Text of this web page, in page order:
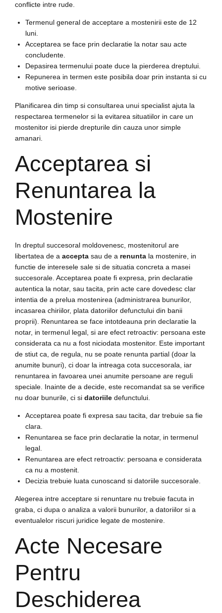
conflicte intre rude.
Termenul general de acceptare a mostenirii este de 12
luni.
Acceptarea se face prin declaratie la notar sau acte
concludente.
Depasirea termenului poate duce la pierderea dreptului.
Repunerea in termen este posibila doar prin instanta si cu
motive serioase.
Planificarea din timp si consultarea unui specialist ajuta la
respectarea termenelor si la evitarea situatiilor in care un
mostenitor isi pierde drepturile din cauza unor simple
amanari.
Acceptarea si
Renuntarea la
Mostenire
In dreptul succesoral moldovenesc, mostenitorul are
libertatea de a accepta sau de a renunta la mostenire, in
functie de interesele sale si de situatia concreta a masei
succesorale. Acceptarea poate fi expresa, prin declaratie
autentica la notar, sau tacita, prin acte care dovedesc clar
intentia de a prelua mostenirea (administrarea bunurilor,
incasarea chiriilor, plata datoriilor defunctului din banii
proprii). Renuntarea se face intotdeauna prin declaratie la
notar, in termenul legal, si are efect retroactiv: persoana este
considerata ca nu a fost niciodata mostenitor. Este important
de stiut ca, de regula, nu se poate renunta partial (doar la
anumite bunuri), ci doar la intreaga cota succesorala, iar
renuntarea in favoarea unei anumite persoane are reguli
speciale. Inainte de a decide, este recomandat sa se verifice
nu doar bunurile, ci si datoriile defunctului.
Acceptarea poate fi expresa sau tacita, dar trebuie sa fie
clara.
Renuntarea se face prin declaratie la notar, in termenul
legal.
Renuntarea are efect retroactiv: persoana e considerata
ca nu a mostenit.
Decizia trebuie luata cunoscand si datoriile succesorale.
Alegerea intre acceptare si renuntare nu trebuie facuta in
graba, ci dupa o analiza a valorii bunurilor, a datoriilor si a
eventualelor riscuri juridice legate de mostenire.
Acte Necesare
Pentru
Deschiderea